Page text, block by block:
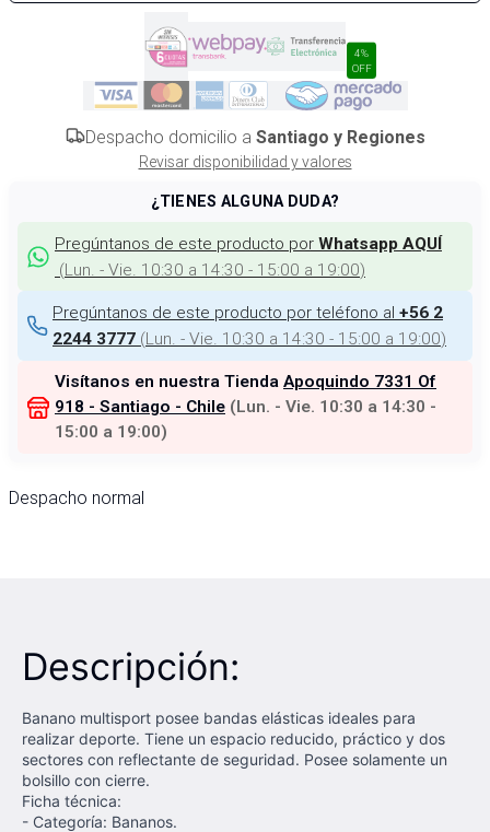
4%
OFF
Despacho domicilio a Santiago y Regiones
Revisar disponibilidad y valores
¿TIENES ALGUNA DUDA?
Pregúntanos de este producto por Whatsapp AQUÍ
(Lun. - Vie. 10:30 a 14:30 - 15:00 a 19:00)
Pregúntanos de este producto por teléfono al +56 2
2244 3777 (Lun. - Vie. 10:30 a 14:30 - 15:00 a 19:00)
Visítanos en nuestra Tienda Apoquindo 7331 Of
918 - Santiago - Chile (Lun. - Vie. 10:30 a 14:30 -
15:00 a 19:00)
Despacho normal
Descripción:
Banano multisport posee bandas elásticas ideales para
realizar deporte. Tiene un espacio reducido, práctico y dos
sectores con reflectante de seguridad. Posee solamente un
bolsillo con cierre.
Ficha técnica:
- Categoría: Bananos.